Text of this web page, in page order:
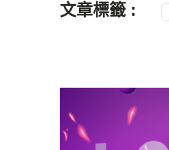
文章標籤 :